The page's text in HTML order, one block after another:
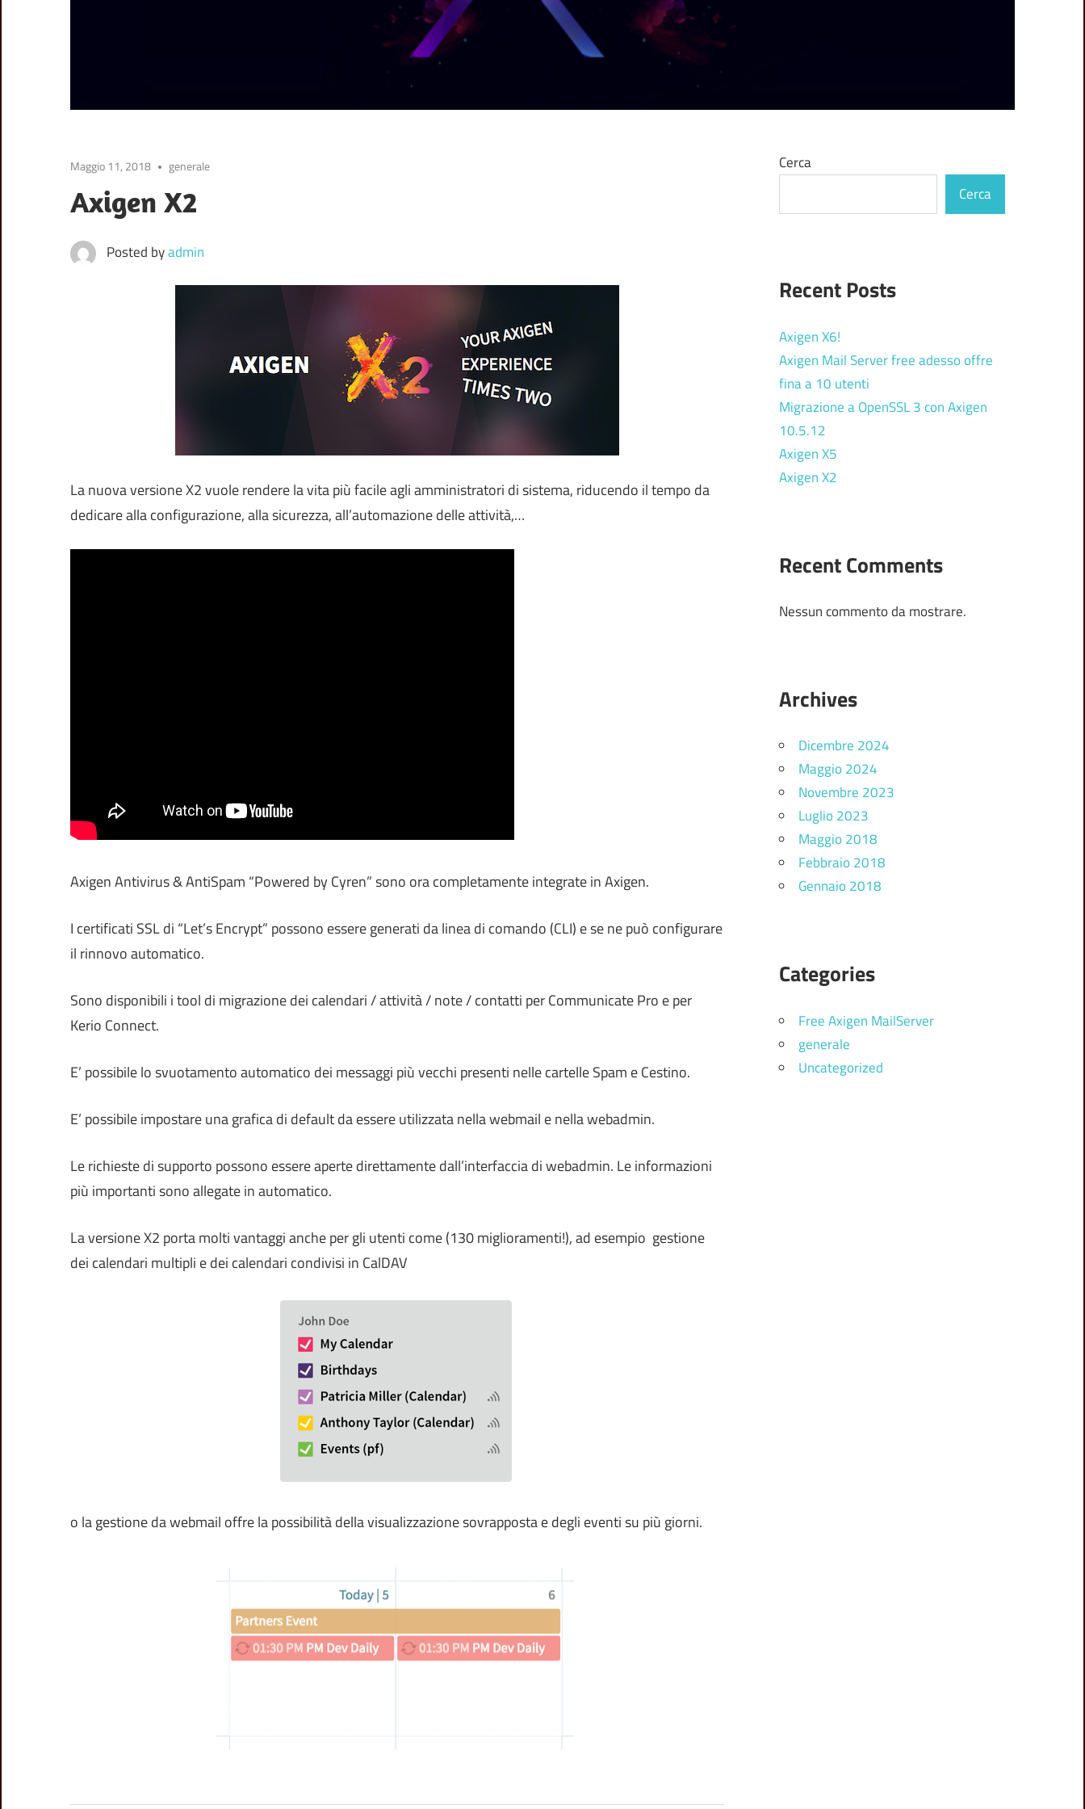
collaborazione
Maggio 11, 2018 generale
Axigen X2
Posted byadmin
La nuova versione X2 vuole rendere la vita più facile agli amministratori di sistema, riducendo il tempo da
dedicare alla configurazione, alla sicurezza, all’automazione delle attività,…
Axigen Antivirus & AntiSpam “Powered by Cyren” sono ora completamente integrate in Axigen.
I certificati SSL di “Let’s Encrypt” possono essere generati da linea di comando (CLI) e se ne può configurare
il rinnovo automatico.
Sono disponibili i tool di migrazione dei calendari / attività / note / contatti per Communicate Pro e per
Kerio Connect.
E’ possibile lo svuotamento automatico dei messaggi più vecchi presenti nelle cartelle Spam e Cestino.
E’ possibile impostare una grafica di default da essere utilizzata nella webmail e nella webadmin.
Le richieste di supporto possono essere aperte direttamente dall’interfaccia di webadmin. Le informazioni
più importanti sono allegate in automatico.
La versione X2 porta molti vantaggi anche per gli utenti come (130 miglioramenti!), ad esempio gestione
dei calendari multipli e dei calendari condivisi in CalDAV
o la gestione da webmail offre la possibilità della visualizzazione sovrapposta e degli eventi su più giorni.
Cerca
Cerca
Recent Posts
Axigen X6!
Axigen Mail Server free adesso offre
fina a 10 utenti
Migrazione a OpenSSL 3 con Axigen
10.5.12
Axigen X5
Axigen X2
Recent Comments
Nessun commento da mostrare.
Archives
Dicembre 2024
Maggio 2024
Novembre 2023
Luglio 2023
Maggio 2018
Febbraio 2018
Gennaio 2018
Categories
Free Axigen MailServer
generale
Uncategorized